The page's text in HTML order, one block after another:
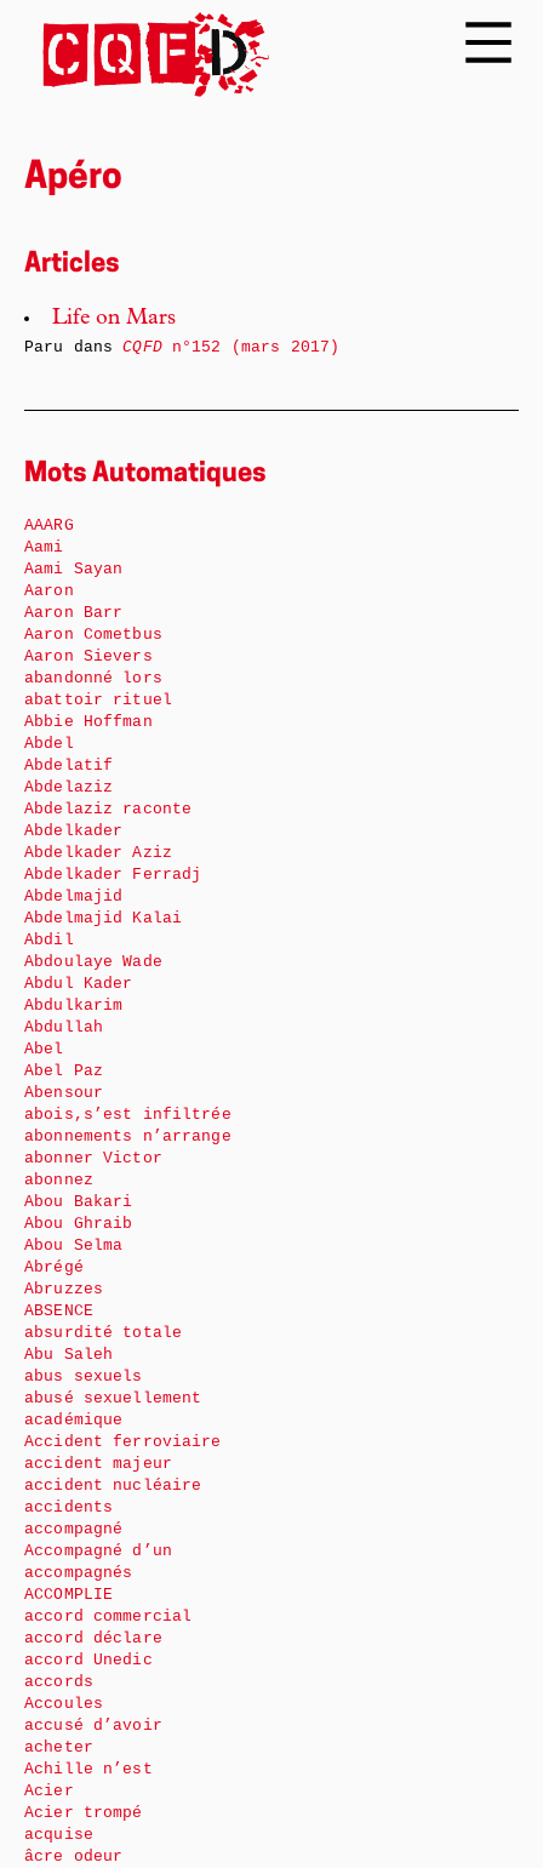
Apéro
Articles
Life on Mars
Paru dansCQFDn°152 (mars 2017)
Mots Automatiques
AAARG
Aami
Aami Sayan
Aaron
Aaron Barr
Aaron Cometbus
Aaron Sievers
abandonné lors
abattoir rituel
Abbie Hoffman
Abdel
Abdelatif
Abdelaziz
Abdelaziz raconte
Abdelkader
Abdelkader Aziz
Abdelkader Ferradj
Abdelmajid
Abdelmajid Kalai
Abdil
Abdoulaye Wade
Abdul Kader
Abdulkarim
Abdullah
Abel
Abel Paz
Abensour
abois,s’est infiltrée
abonnements n’arrange
abonner Victor
abonnez
Abou Bakari
Abou Ghraib
Abou Selma
Abrégé
Abruzzes
ABSENCE
absurdité totale
Abu Saleh
abus sexuels
abusé sexuellement
académique
Accident ferroviaire
accident majeur
accident nucléaire
accidents
accompagné
Accompagné d’un
accompagnés
ACCOMPLIE
accord commercial
accord déclare
accord Unedic
accords
Accoules
accusé d’avoir
acheter
Achille n’est
Acier
Acier trompé
acquise
âcre odeur